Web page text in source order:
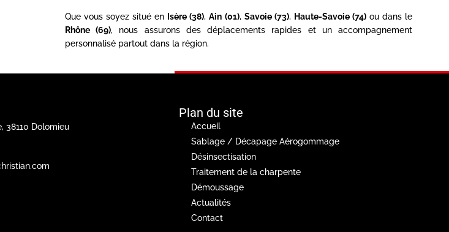
Que vous soyez situé en Isère (38),Ain (01), Savoie (73), Haute-Savoie (74)ou dans le
Rhône (69), nous assurons des déplacements rapides et un accompagnement
personnalisé partout dans la région.
38110 Dolomieu
Plan du site
Accueil
Sablage / Décapage Aérogommage
Désinsectisation
Traitement de la charpente
Démoussage
Actualités
Contact